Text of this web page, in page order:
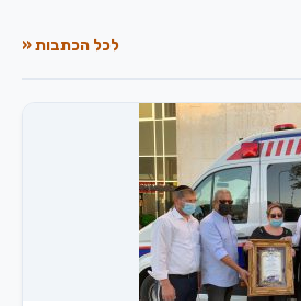
לכל הכתבות «